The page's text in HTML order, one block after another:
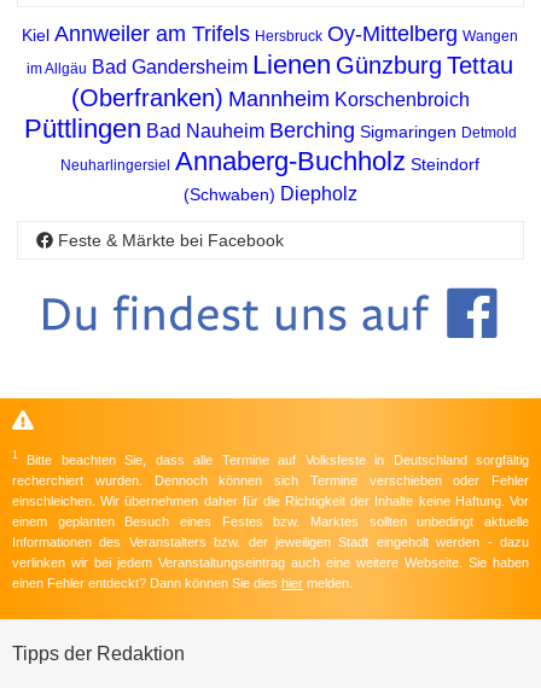
Kiel Annweiler am Trifels Hersbruck Oy-Mittelberg Wangen
im Allgäu Bad Gandersheim Lienen Günzburg Tettau
(Oberfranken) Mannheim Korschenbroich
Püttlingen Bad Nauheim Berching Sigmaringen Detmold
Neuharlingersiel
Annaberg-Buchholz Steindorf
(Schwaben) Diepholz
Feste & Märkte bei Facebook
1
Bitte beachten Sie, dass alle Termine auf Volksfeste in Deutschland sorgfältig
recherchiert wurden. Dennoch können sich Termine verschieben oder Fehler
einschleichen. Wir übernehmen daher für die Richtigkeit der Inhalte keine Haftung. Vor
einem geplanten Besuch eines Festes bzw. Marktes sollten unbedingt aktuelle
Informationen des Veranstalters bzw. der jeweiligen Stadt eingeholt werden - dazu
verlinken wir bei jedem Veranstaltungseintrag auch eine weitere Webseite. Sie haben
einen Fehler entdeckt? Dann können Sie dies hier melden.
Tipps der Redaktion